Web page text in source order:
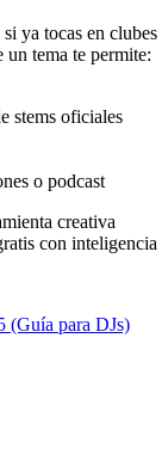
ya tocas en clubes
un tema te permite:
stems oficiales
o podcast
creativa
con inteligencia
(Guía para DJs)